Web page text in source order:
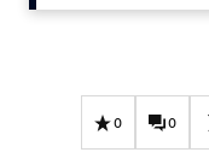
Effectiviteit
Gedragsverandering
0 0